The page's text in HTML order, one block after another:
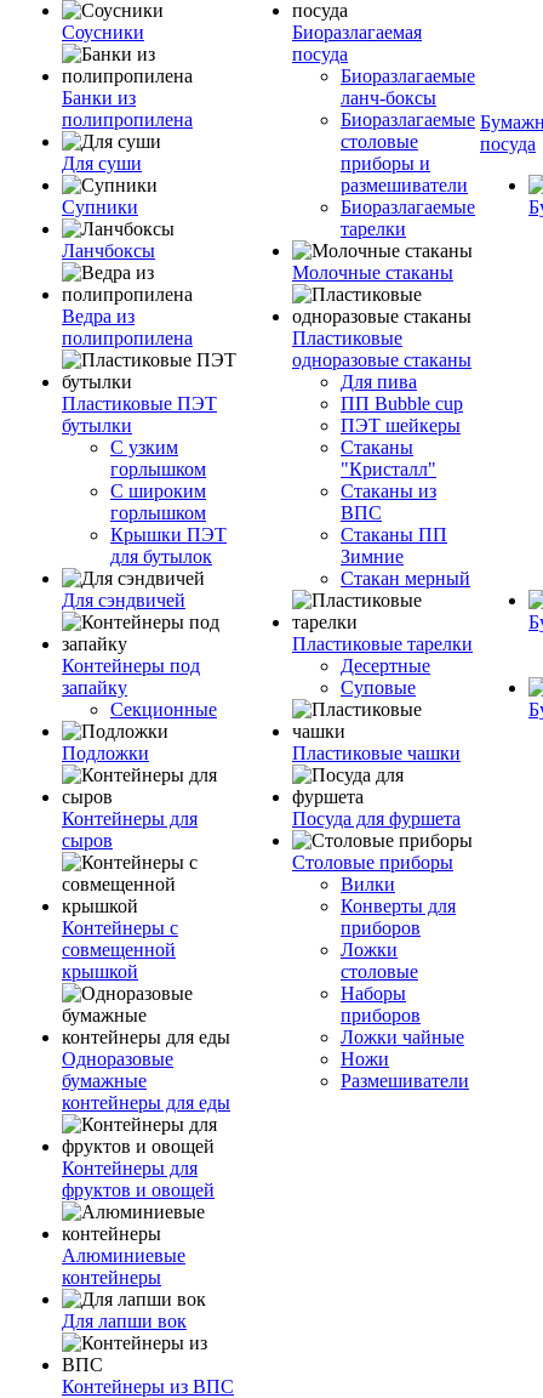
Соусники
Банки из
полипропилена
Для суши
Супники
Ланчбоксы
Ведра из
полипропилена
Пластиковые ПЭТ
бутылки
С узким
горлышком
С широким
горлышком
Крышки ПЭТ
для бутылок
Для сэндвичей
Контейнеры под
запайку
Секционные
Подложки
Контейнеры для
сыров
Контейнеры с
совмещенной
крышкой
Одноразовые
бумажные
контейнеры для еды
Контейнеры для
фруктов и овощей
Алюминиевые
контейнеры
Для лапши вок
Контейнеры из ВПС
Биоразлагаемая
посуда
Биоразлагаемые
ланч-боксы
Биоразлагаемые
столовые
приборы и
размешиватели
Биоразлагаемые
тарелки
Молочные стаканы
Пластиковые
одноразовые стаканы
Для пива
ПП Bubble cup
ПЭТ шейкеры
Стаканы
"Кристалл"
Стаканы из
ВПС
Стаканы ПП
Зимние
Стакан мерный
Пластиковые тарелки
Десертные
Суповые
Пластиковые чашки
Посуда для фуршета
Столовые приборы
Вилки
Конверты для
приборов
Ложки
столовые
Наборы
приборов
Ложки чайные
Ножи
Размешиватели
посуда